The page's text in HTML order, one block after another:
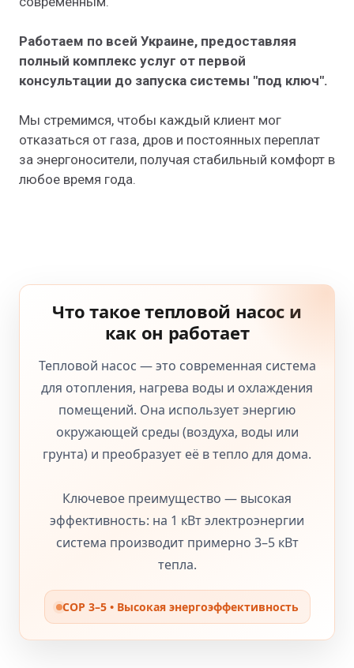
Работаем по всей Украине, предоставляя
полный комплекс услуг от первой
консультации до запуска системы "под ключ".
Мы стремимся, чтобы каждый клиент мог
отказаться от газа, дров и постоянных переплат
за энергоносители, получая стабильный комфорт в
любое время года.
Что такое тепловой насос и
как он работает
Тепловой насос — это современная система
для отопления, нагрева воды и охлаждения
помещений. Она использует энергию
окружающей среды (воздуха, воды или
грунта) и преобразует её в тепло для дома.
Ключевое преимущество — высокая
эффективность: на 1 кВт электроэнергии
система производит примерно 3–5 кВт
тепла.
COP 3–5 • Высокая энергоэффективность